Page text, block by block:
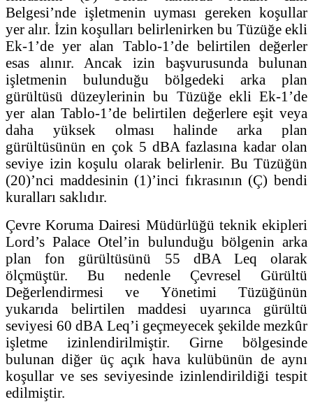
Belgesi’nde işletmenin uyması gereken koşullar
yer alır. İzin koşulları belirlenirken bu Tüzüğe ekli
Ek-1’de yer alan Tablo-1’de belirtilen değerler
esas alınır. Ancak izin başvurusunda bulunan
işletmenin bulunduğu bölgedeki arka plan
gürültüsü düzeylerinin bu Tüzüğe ekli Ek-1’de
yer alan Tablo-1’de belirtilen değerlere eşit veya
daha yüksek olması halinde arka plan
gürültüsünün en çok 5 dBA fazlasına kadar olan
seviye izin koşulu olarak belirlenir. Bu Tüzüğün
(20)’nci maddesinin (1)’inci fıkrasının (Ç) bendi
kuralları saklıdır.
Çevre Koruma Dairesi Müdürlüğü teknik ekipleri
Lord’s Palace Otel’in bulunduğu bölgenin arka
plan fon gürültüsünü 55 dBA Leq olarak
ölçmüştür. Bu nedenle Çevresel Gürültü
Değerlendirmesi ve Yönetimi Tüzüğünün
yukarıda belirtilen maddesi uyarınca gürültü
seviyesi 60 dBA Leq’i geçmeyecek şekilde mezkûr
işletme izinlendirilmiştir. Girne bölgesinde
bulunan diğer üç açık hava kulübünün de aynı
koşullar ve ses seviyesinde izinlendirildiği tespit
edilmiştir.